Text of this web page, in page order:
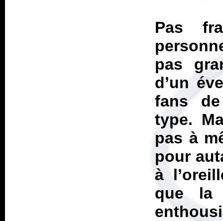
Pas
pas
d’un
fans
type.
pas à
pour
à
que la